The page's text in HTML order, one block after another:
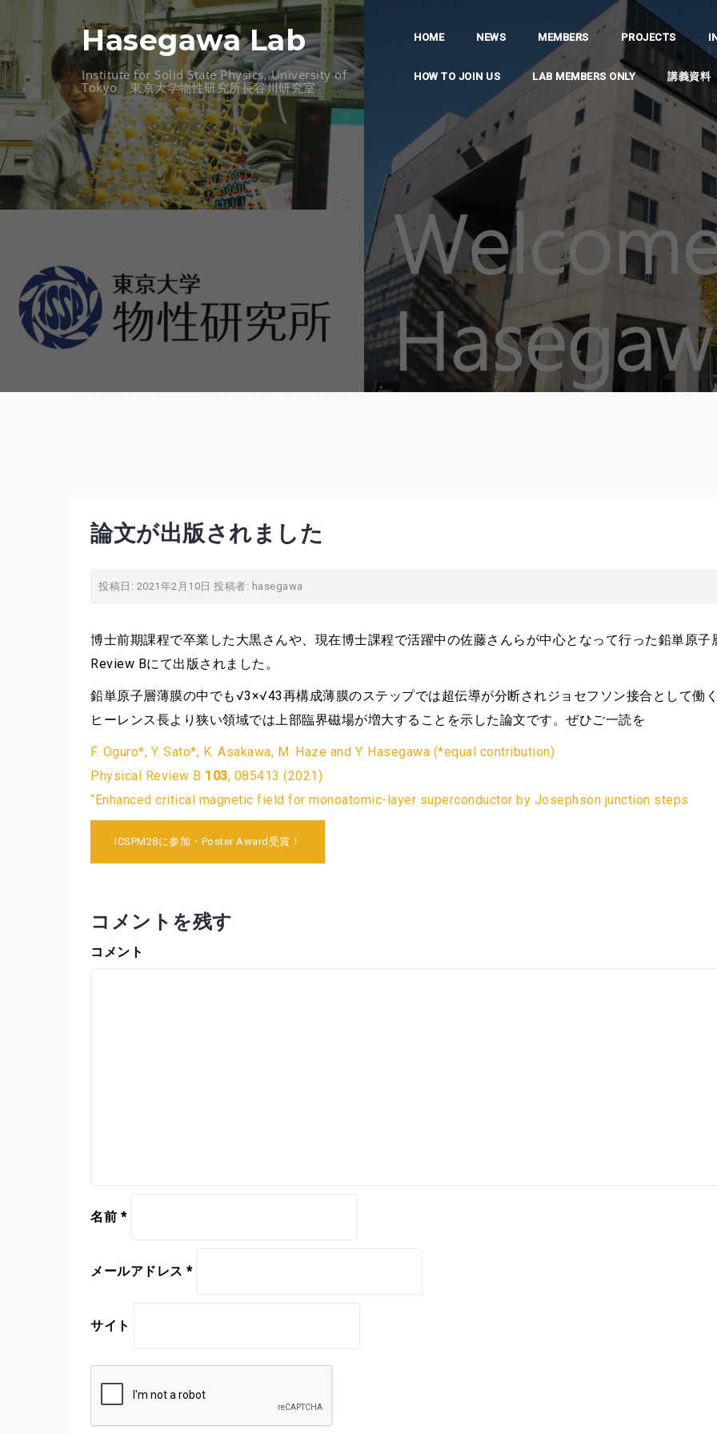
コ
ン
テ
ン
ツ
Hasegawa Lab
Institute for Solid State Physics, University of
Tokyo 東京大学物性研究所長谷川研究室
HOME NEWS MEMBERS PROJECTS
HOW TO JOIN US LAB MEMBERS ONLY 講義資料
論文が出版されました
投稿日: 2021年2月10日 投稿者: hasegawa
博士前期課程で卒業した大黒さんや、現在博士課程で活躍中の佐藤さんらが中心となって行った鉛単原
Review Bにて出版されました。
鉛単原子層薄膜の中でも√3×√43再構成薄膜のステップでは超伝導が分断されジョセフソン接合として働
ヒーレンス長より狭い領域では上部臨界磁場が増大することを示した論文です。ぜひご一読を
F. Oguro*, Y. Sato*, K. Asakawa, M. Haze and Y. Hasegawa (*equal contribution)
Physical Review B 103, 085413 (2021)
“Enhanced critical magnetic field for monoatomic-layer superconductor by Josephson junction steps
稿
ビ
ゲ
ー
ICSPM28に参加・Poster Award受賞！
コメントを残す
コメント
名前 *
メールアドレス *
サイト